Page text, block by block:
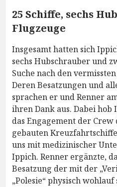
25 Schiffe, sechs
Flugzeuge
Insgesamt hatten sich
sechs Hubschrauber und
Suche nach den
Deren Besatzungen und
sprachen er und Renner
ihren Dank aus. Dabei
das Engagement der
gebauten
uns mit medizinischer
Ippich. Renner ergänzte,
Besatzung der mit der
„Polesie“ physisch